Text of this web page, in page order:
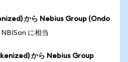
から Nebius Group (Ondo
に相当
から Nebius Group